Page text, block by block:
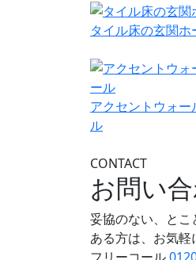
タイル床の玄関ホ
アクセントウォ
ル
CONTACT
お問い
妥協のない、と
ある方は、お気軽
フリーコール